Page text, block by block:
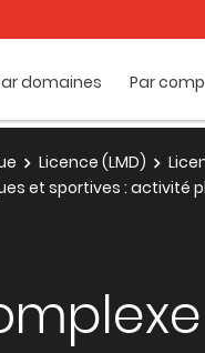
domaines Par
Licence (LMD)
et sportives :